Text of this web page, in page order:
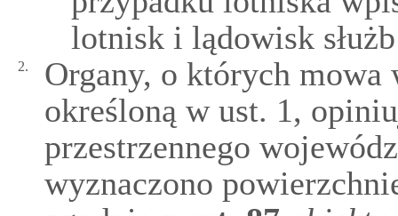
lotnisk i lądowisk
2.
Organy, o których mowa
określoną w ust. 1,
przestrzennego
wyznaczono